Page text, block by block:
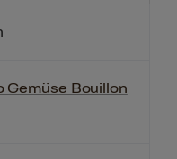
Gemüse Bouillon